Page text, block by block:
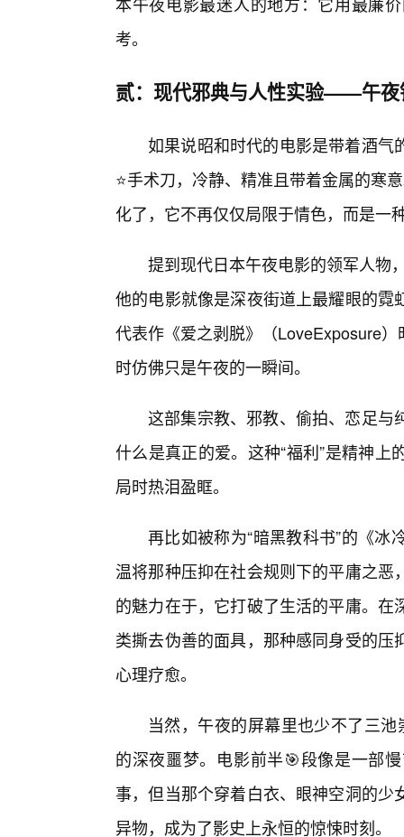
考。
贰：现代邪典与人性实验——午夜
如果说昭和时代的电影是带着酒气
⭐手术刀，冷静、精准且带着金属的寒
化了，它不再仅仅局限于情色，而是一
提到现代日本午夜电影的领军人物
他的电影就像是深夜街道上最耀眼的
代表作《爱之剥脱》（LoveExposure
时仿佛只是午夜的一瞬间。
这部集宗教、邪教、偷拍、恋足与
什么是真正的爱。这种“福利”是精神
局时热泪盈眶。
再比如被称为“暗黑教科书”的《
温将那种压抑在社会规则下的平庸之
的魅力在于，它打破了生活的平庸。
类撕去伪善的面具，那种感同身受的
心理疗愈。
当然，午夜的屏幕里也少不了三
的深夜噩梦。电影前半🎯段像是一部
事，但当那个穿着白衣、眼神空洞的
异物，成为了影史上永恒的惊悚时刻。